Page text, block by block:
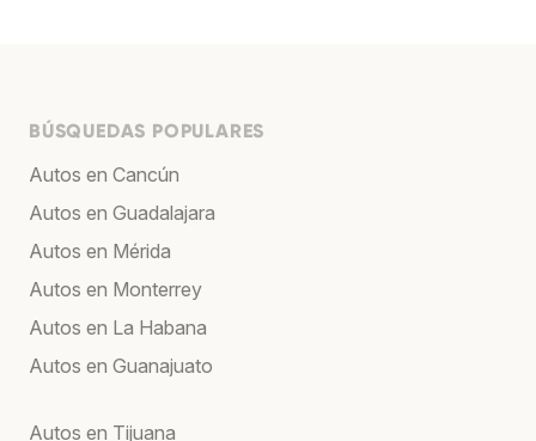
BÚSQUEDAS POPULARES
Autos en Cancún
Autos en Guadalajara
Autos en Mérida
Autos en Monterrey
Autos en La Habana
Autos en Guanajuato
Autos en Tijuana